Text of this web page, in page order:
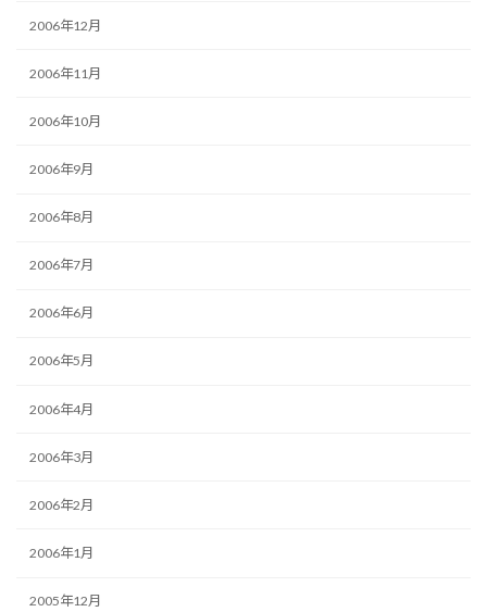
2006年12月
2006年11月
2006年10月
2006年9月
2006年8月
2006年7月
2006年6月
2006年5月
2006年4月
2006年3月
2006年2月
2006年1月
2005年12月